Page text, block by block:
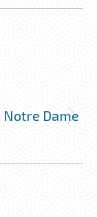
Dame